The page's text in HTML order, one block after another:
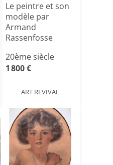
Le peintre et son
modèle par
Armand
Rassenfosse
20ème siècle
1 800 €
ART REVIVAL